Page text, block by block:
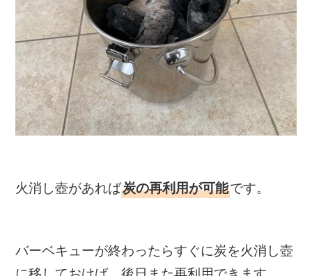
火消し壺があれば炭の再利用が可能です。
バーベキューが終わったらすぐに炭を火消し壺